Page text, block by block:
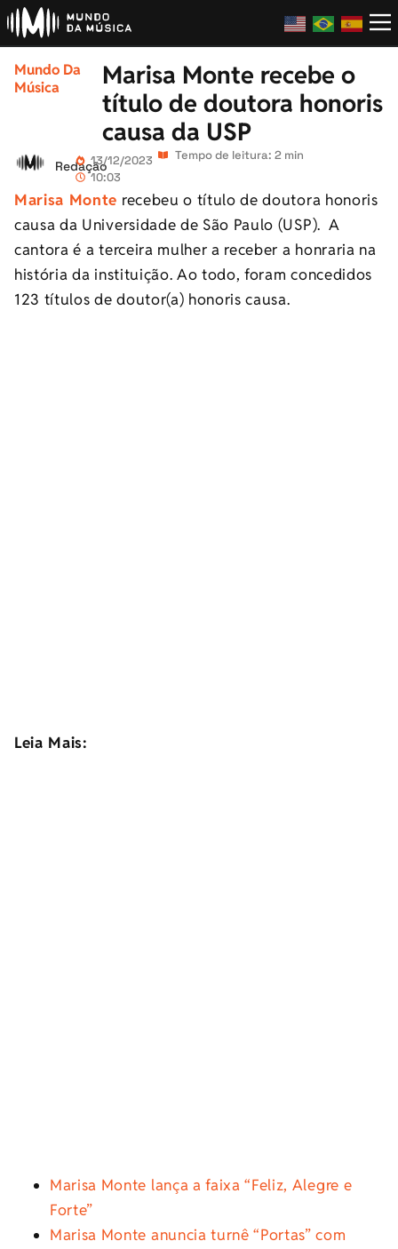
Mundo Da
Música
Marisa Monte recebe o
título de doutora honoris
causa da USP
Redação13/12/2023
10:03
Tempo de leitura: 2 min
Marisa Monte recebeu o título de doutora honoris
causa da Universidade de São Paulo (USP). A
cantora é a terceira mulher a receber a honraria na
história da instituição. Ao todo, foram concedidos
123 títulos de doutor(a) honoris causa.
Leia Mais:
Marisa Monte lança a faixa “Feliz, Alegre e
Forte”
Marisa Monte anuncia turnê “Portas” com